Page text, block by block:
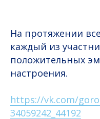
На протяжении
каждый из
положительных
настроения.
https://vk.com/
34059242_44192